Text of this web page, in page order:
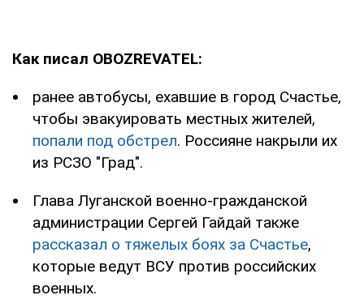
Как писал OBOZREVATEL:
ранее автобусы, ехавшие в город Счастье,
чтобы эвакуировать местных жителей,
попали под обстрел. Россияне накрыли их
из РСЗО "Град".
Глава Луганской военно-гражданской
администрации Сергей Гайдай также
рассказал о тяжелых боях за Счастье,
которые ведут ВСУ против российских
военных.